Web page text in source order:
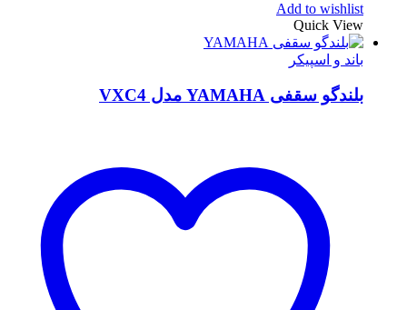
Add to wishlist
Quick View
باند و اسپیکر
بلندگو سقفی YAMAHA مدل VXC4